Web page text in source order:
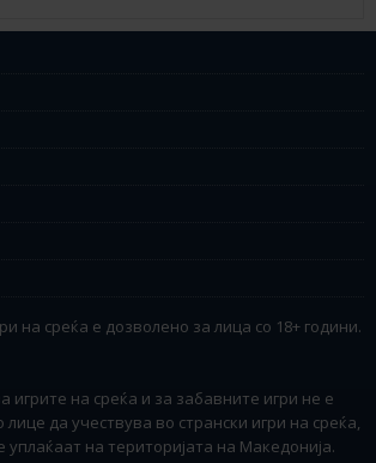
на среќа е дозволено за лица со 18+ години.
игрите на среќа и за забавните игри не е
да учествува во странски игри на среќа,
уплаќаат на територијата на Македонија.